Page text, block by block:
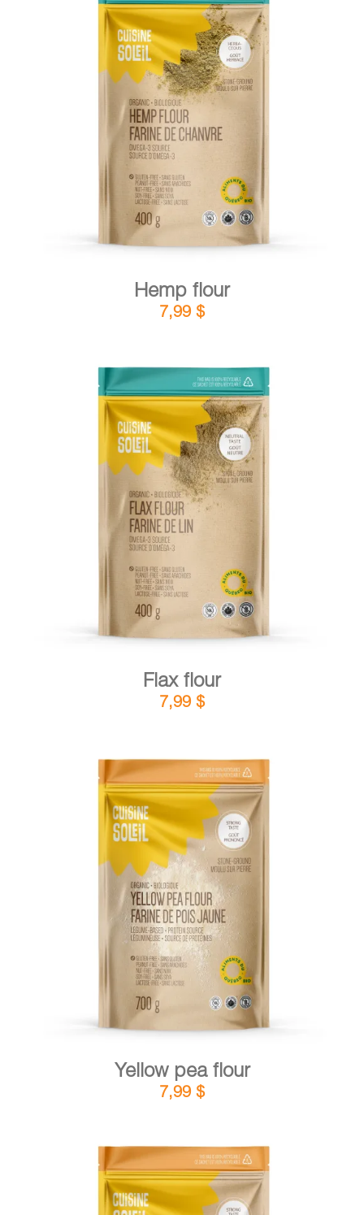
CART
FR
ADD TO CART
Hemp flour
7,99 $
ADD TO CART DETAILS
Flax flour
7,99 $
ADD TO CART / DETAILS
Yellow pea flour
7,99 $